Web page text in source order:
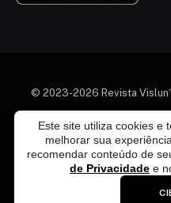
Este site utiliza cookies e
melhorar sua
recomendar conteúdo de
de Privacidade e
© 2023-2026 Revista Vislun
Quem somos
Termos e
Política de Exclusão
Fale Conosco